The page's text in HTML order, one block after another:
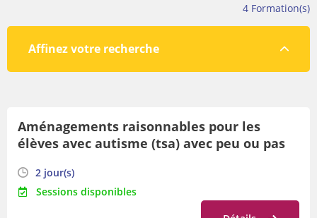
Avant de vous inscrire, veillez à prendre connaissance des
4 Formation(s)
Affinez votre recherche
Par orientation
Aménagements raisonnables pour les
élèves avec autisme (tsa) avec peu ou pas
2 jour(s)
Sessions disponibles